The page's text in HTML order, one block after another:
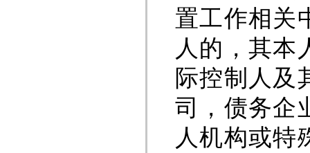
置工作相关
人的，其本
际控制人及
司，债务企
人机构或特